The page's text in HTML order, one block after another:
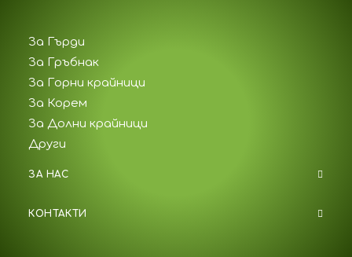
За Гърди
За Гръбнак
За Горни крайници
За Корем
За Долни крайници
Други
ЗА НАС
КОНТАКТИ